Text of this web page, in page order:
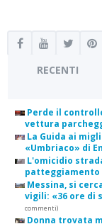
RECENTI
Perde il
vettura
La Guida ai
«Umbriaco» di
L'omicidio
patteggiamento
Messina, si
vigili: «36 ore di
commenti)
Donna trovata